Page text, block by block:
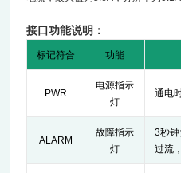
接口功能说明：
标记符合 功能
PWR
电源指示
灯
通电
ALARM
故障指示
灯
3秒
过流